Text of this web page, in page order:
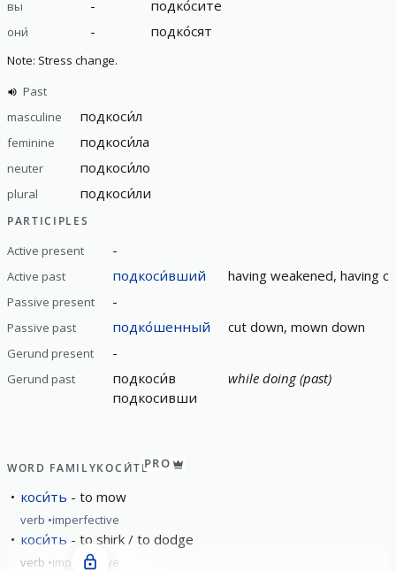
вы - подко́сите
они́ - подко́сят
Note: Stress change.
Past
masculine
подкоси́л
feminine подкоси́ла
neuter подкоси́ло
plural подкоси́ли
PARTICIPLES
Active present -
Active past подкоси́вший having weakened, having
Passive present -
Passive past подко́шенный cut down, mown down
Gerund present -
Gerund past
подкоси́в
подкосивши
while doing (past)
WORD FAMILYКОСИ́ТЬPRO
коси́ть to mow
verb imperfective
коси́ть to shirk / to dodge
verb imperfective